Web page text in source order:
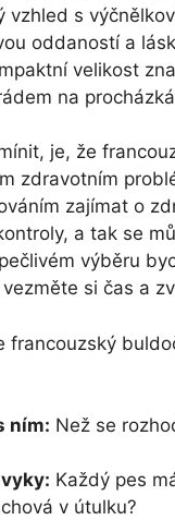
vzhled s
⁢oddaností ‍a
⁤velikost
na
je, že
zdravotním
zajímat o⁣
a tak se‌
výběru
si‌ čas a
francouzský
⁢ním: Než se
​Každý pes
v‌ útulku?